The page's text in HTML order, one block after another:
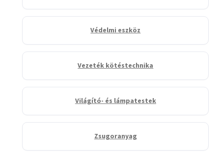
Védelmi eszköz
Vezeték kötéstechnika
Világító- és lámpatestek
Zsugoranyag